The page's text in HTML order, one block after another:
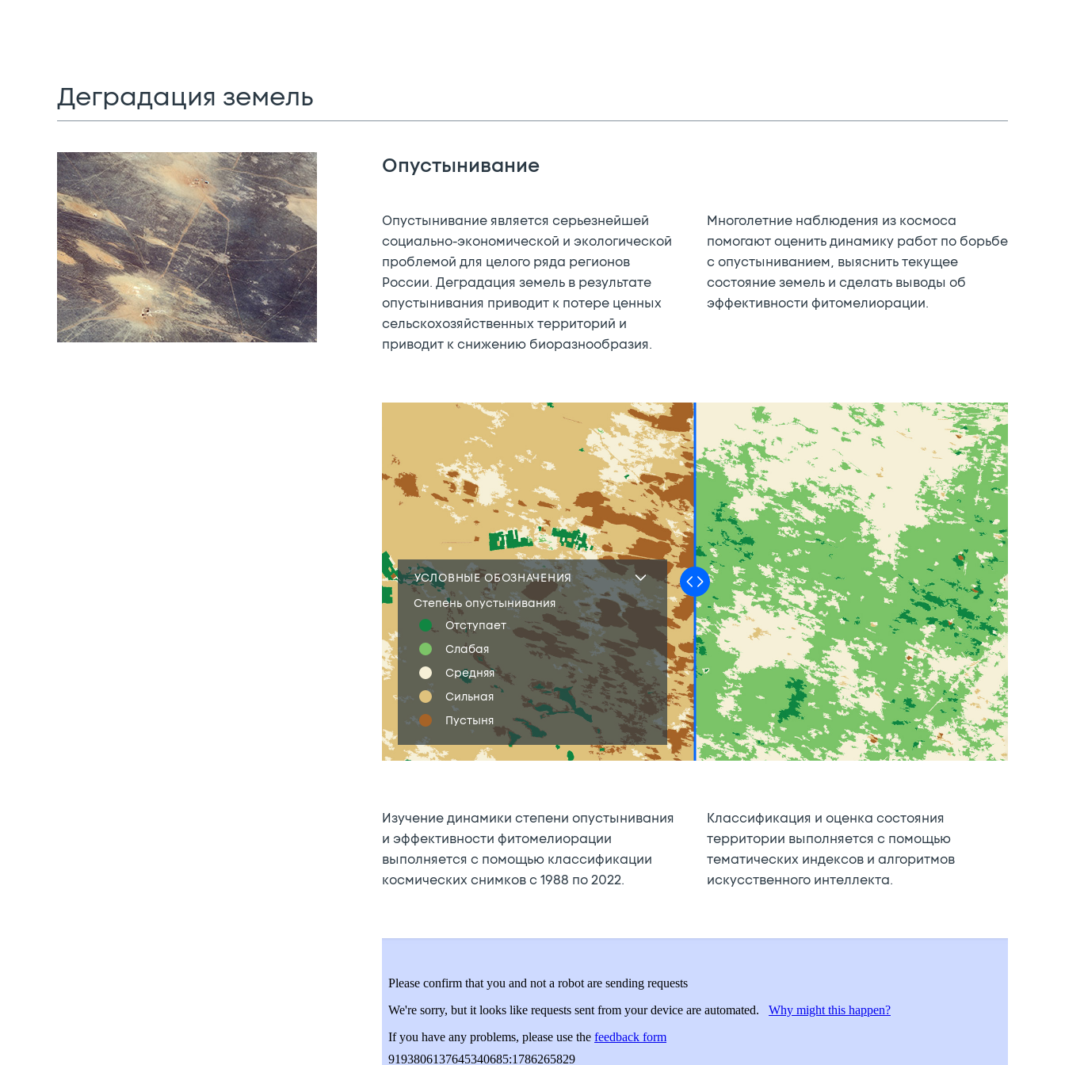
Деградация земель
Опустынивание
Опустынивание является серьезнейшей
социально-экономической и экологической
проблемой для целого ряда регионов
России. Деградация земель в результате
опустынивания приводит к потере ценных
сельскохозяйственных территорий и
приводит к снижению биоразнообразия.
Многолетние наблюдения из космоса
помогают оценить динамику работ по борьбе
с опустыниванием, выяснить текущее
состояние земель и сделать выводы об
эффективности фитомелиорации.
УСЛОВНЫЕ ОБОЗНАЧЕНИЯ
Степень опустынивания
Отступает
Слабая
Средняя
Сильная
Пустыня
Изучение динамики степени опустынивания
и эффективности фитомелиорации
выполняется с помощью классификации
космических снимков с 1988 по 2022.
Классификация и оценка состояния
территории выполняется с помощью
тематических индексов и алгоритмов
искусственного интеллекта.